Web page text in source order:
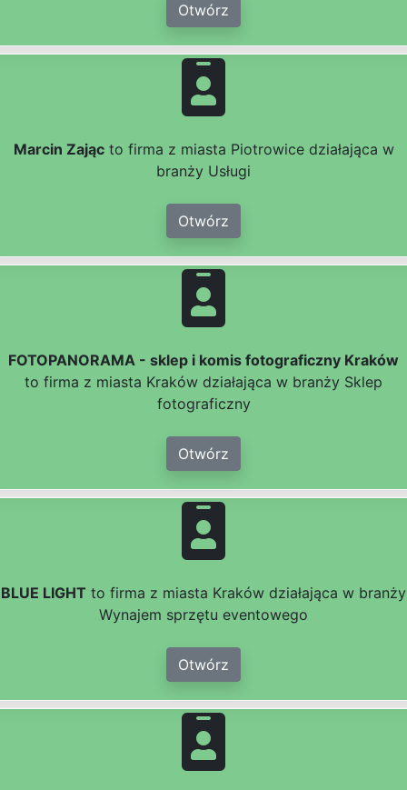
Otwórz
Marcin Zającto firma z miasta Piotrowice działająca w
branży Usługi
Otwórz
FOTOPANORAMA - sklep i komis fotograficzny Kraków
to firma z miasta Kraków działająca w branży Sklep
fotograficzny
Otwórz
BLUE LIGHT to firma z miasta Kraków działająca w branży
Wynajem sprzętu eventowego
Otwórz